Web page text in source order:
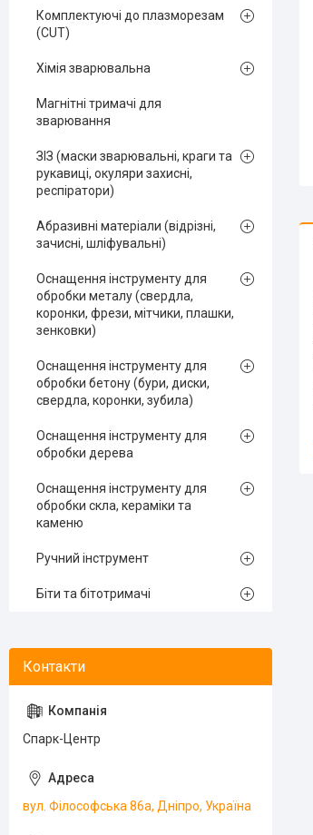
Комплектуючі до плазморезам
(CUT)
Хімія зварювальна
Магнітні тримачі для
зварювання
ЗІЗ (маски зварювальні, краги та
рукавиці, окуляри захисні,
респіратори)
Абразивні матеріали (відрізні,
зачисні, шліфувальні)
Оснащення інструменту для
обробки металу (свердла,
коронки, фрези, мітчики, плашки,
зенковки)
Оснащення інструменту для
обробки бетону (бури, диски,
свердла, коронки, зубила)
Оснащення інструменту для
обробки дерева
Оснащення інструменту для
обробки скла, кераміки та
каменю
Ручний інструмент
Біти та бітотримачі
Спарк-Центр
вул. Філософська 86а, Дніпро, Україна